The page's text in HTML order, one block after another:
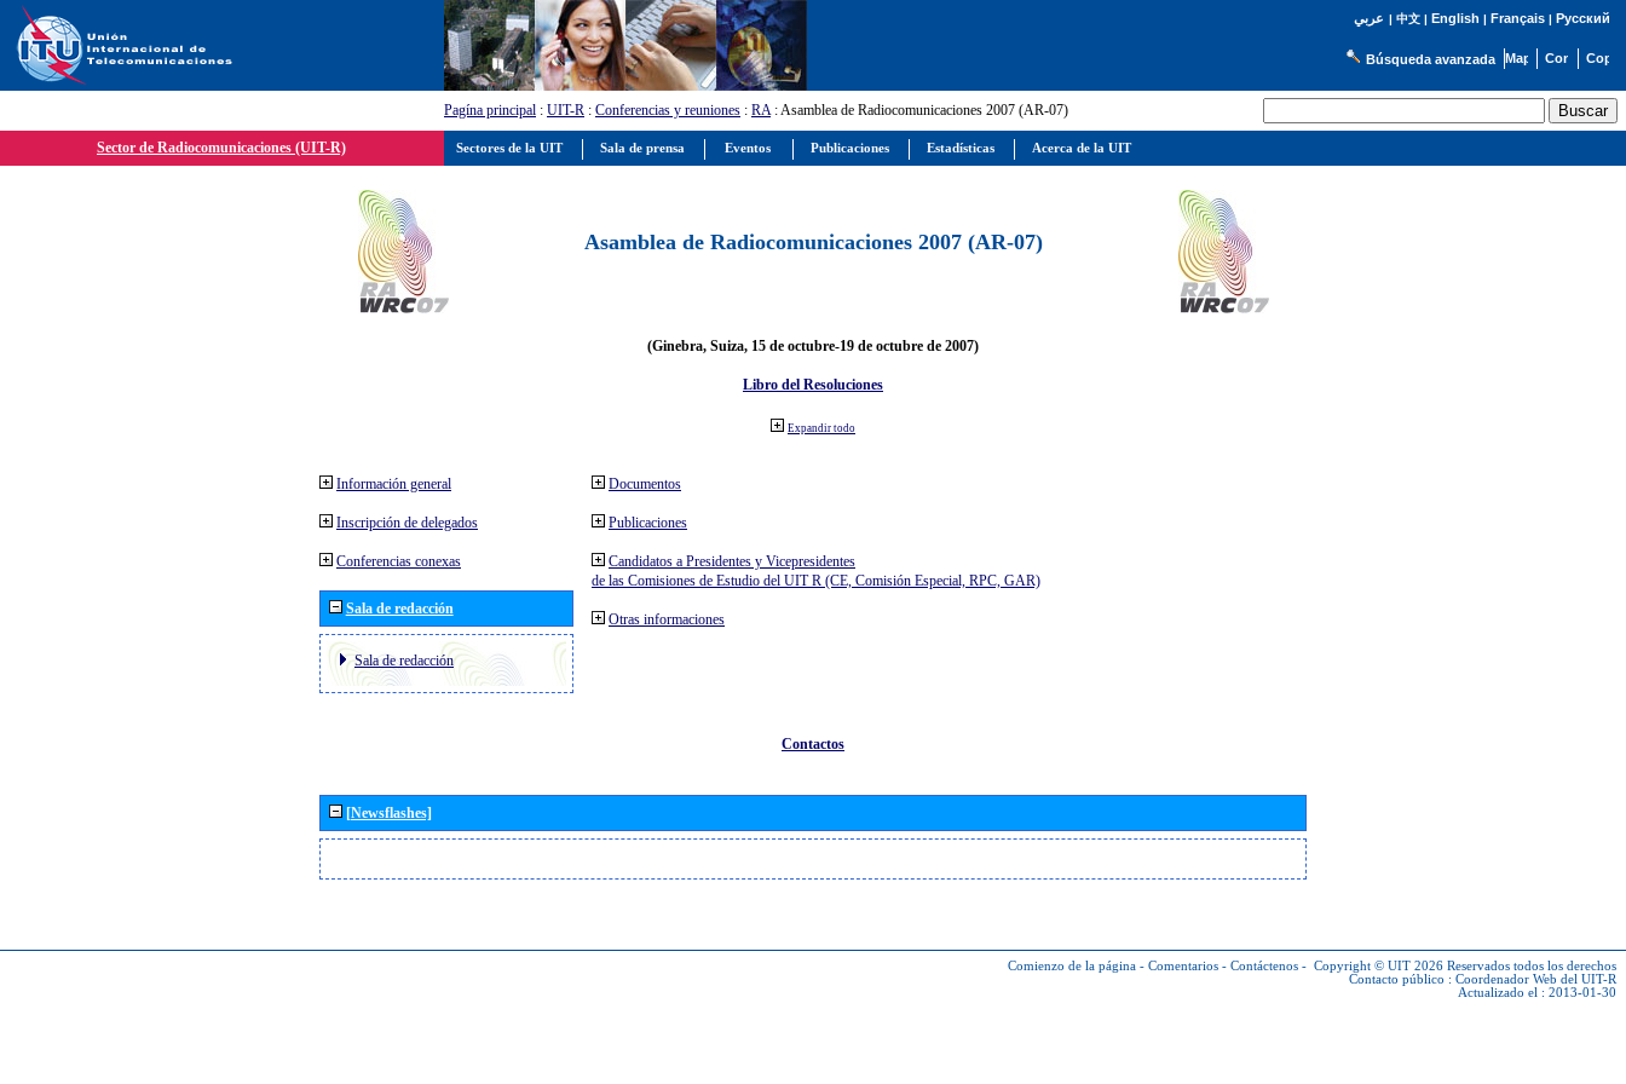
عربي | 中文| English | Français| Русский
Búsqueda avanzada
Pagína principal : UIT-R : Conferencias y reuniones : RA: Asamblea de Radiocomunicaciones 2007 (AR-07)
Sector de Radiocomunicaciones (UIT-R)
Asamblea de Radiocomunicaciones 2007 (AR-07)
(Ginebra, Suiza, 15 de octubre-19 de octubre de 2007)
Libro del Resoluciones
Expandir todo
Información general
Inscripción de delegados
Conferencias conexas
Sala de redacción
Sala de redacción
Documentos
Publicaciones
Candidatos a Presidentes y Vicepresidentes
de las Comisiones de Estudio del UIT R (CE, Comisión Especial, RPC, GAR)
Otras informaciones
Contactos
[Newsflashes]
Comienzo de la página - Comentarios - Contáctenos - Copyright © UIT 2026 Reservados todos los derechos
Contacto público : Coordenador Web del UIT-R
Actualizado el : 2013-01-30
Sectores de la UIT Sala de prensa Eventos Publicaciones Estadísticas Acerca de la UIT